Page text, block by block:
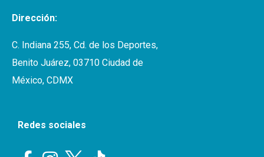
Dirección:
C. Indiana 255, Cd. de los Deportes,
Benito Juárez, 03710 Ciudad de
México, CDMX
Redes sociales